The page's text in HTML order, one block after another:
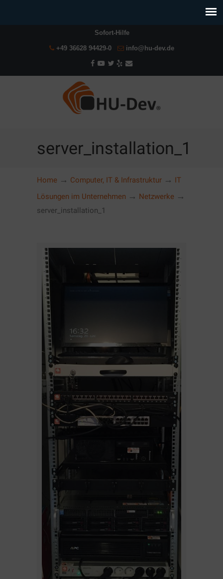
Sofort-Hilfe
+49 36628 94429-0 info@hu-dev.de
server_installation_1
Home → Computer, IT & Infrastruktur → IT
Lösungen im Unternehmen → Netzwerke →
server_installation_1